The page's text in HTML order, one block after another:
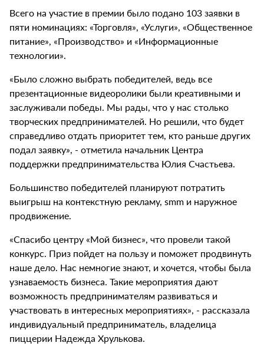
Всего на участие в премии было подано 103 заявки в
пяти номинациях: «Торговля», «Услуги», «Общественное
питание», «Производство» и «Информационные
технологии».
«Было сложно выбрать победителей, ведь все
презентационные видеоролики были креативными и
заслуживали победы. Мы рады, что у нас столько
творческих предпринимателей. Но решили, что будет
справедливо отдать приоритет тем, кто раньше других
подал заявку», - отметила начальник Центра
поддержки предпринимательства Юлия Счастьева.
Большинство победителей планируют потратить
выигрыш на контекстную рекламу, smm и наружное
продвижение.
«Спасибо центру «Мой бизнес», что провели такой
конкурс. Приз пойдет на пользу и поможет продвинуть
наше дело. Нас немногие знают, и хочется, чтобы была
узнаваемость бизнеса. Такие мероприятия дают
возможность предпринимателям развиваться и
участвовать в интересных мероприятиях», - рассказала
индивидуальный предприниматель, владелица
пиццерии Надежда Хрулькова.